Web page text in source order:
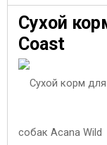
Сухой
Coast